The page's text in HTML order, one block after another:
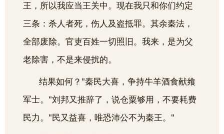
王，所以我应当王关中。现在我只和你们约定
三条：杀人者死，伤人及盗抵罪。其余秦法，
全部废除。官吏百姓一切照旧。我来，是为父
老除害，不是来侵扰的。
结果如何？"秦民大喜，争持牛羊酒食献飨
军士。"刘邦又推辞了，说仓粟够用，不要耗费
民力。"民又益喜，唯恐沛公不为秦王。"